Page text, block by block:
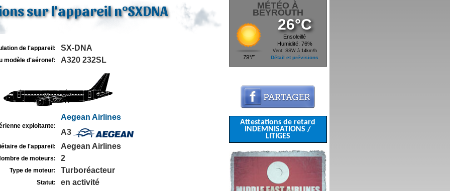
sur l'appareil n°SXDNA
de l'appareil: SX-DNA
modèle d'aéronef: A320 232SL
exploitante:
Aegean Airlines
A3
de l'appareil: Aegean Airlines
de moteurs: 2
Type de moteur: Turboréacteur
Statut: en activité
MÉTÉO À
BEYROUTH
79°F
26°C
Ensoleillé
Humidité: 76%
Vent: SSW à 14km/h
Détail et prévisions
Attestations de retard
INDEMNISATIONS /
LITIGES